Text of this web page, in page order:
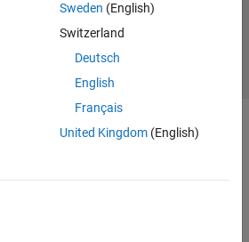
Sweden (English)
Switzerland
Deutsch
English
Français
United Kingdom(English)